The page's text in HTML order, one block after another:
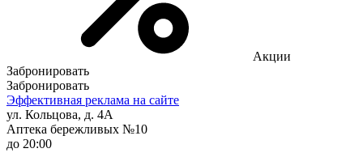
Акции
Забронировать
Забронировать
Эффективная реклама на сайте
ул. Кольцова, д. 4А
Аптека бережливых №10
до 20:00